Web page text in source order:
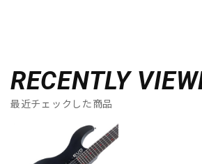
RECENTLY
最近チェックした商品